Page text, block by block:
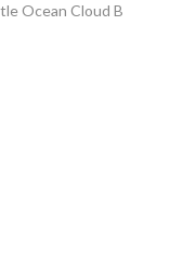
Ocean Cloud B